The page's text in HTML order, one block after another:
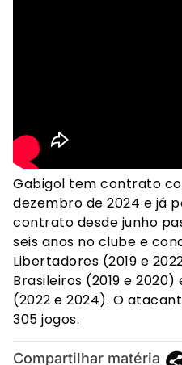
Gabigol tem contrato
dezembro de 2024 e já
contrato desde junho
seis anos no clube e
Libertadores (2019 e
Brasileiros (2019 e
(2022 e 2024). O
305 jogos.
Compartilhar matéria